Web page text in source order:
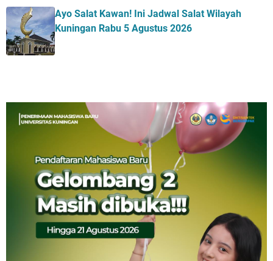
Ayo Salat Kawan! Ini Jadwal Salat Wilayah
Kuningan Rabu 5 Agustus 2026